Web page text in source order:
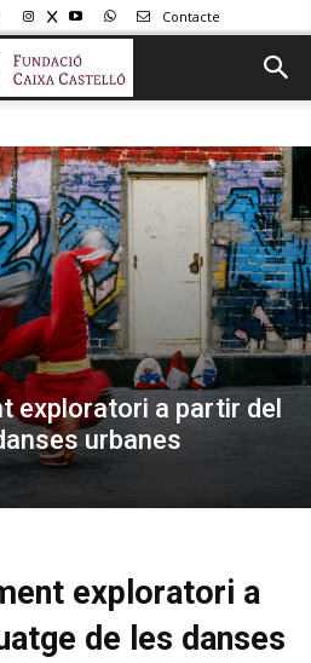
Contacte
exploratori a partir del
urbanes
exploratori a
de les danses